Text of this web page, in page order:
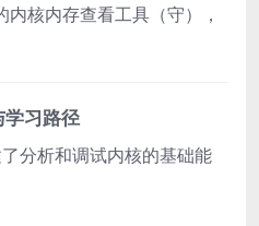
内核内存查看工具（守），
学习路径
了分析和调试内核的基础能